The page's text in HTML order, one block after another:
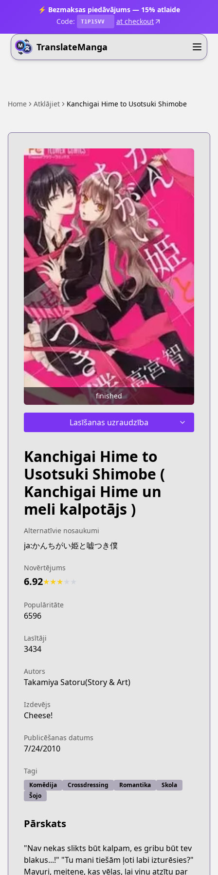
⚡ Bezmaksas piedāvājums — 15% atlaide
Code:
T1P15VV at checkout
TranslateManga
Home Atklājiet Kanchigai Hime to Usotsuki Shimobe
finished
Lasīšanas uzraudzība
Kanchigai Hime to
Usotsuki Shimobe (
Kanchigai Hime un
meli kalpotājs )
Alternatīvie nosaukumi
ja:かんちがい姫と嘘つき僕
Novērtējums
6.92★★★
Populāritāte
6596
Lasītāji
3434
Autors
Takamiya Satoru(Story & Art)
Izdevējs
Cheese!
Publicēšanas datums
7/24/2010
Tagi
Komēdija Crossdressing Romantika
Skola
Šojo
Pārskats
"Nav nekas slikts būt kalpam, es gribu būt tev
blakus...!" "Tu mani tiešām ļoti labi izturēsies?"
Mayuri, meitene, kas vēlas, lai viņu atzītu par